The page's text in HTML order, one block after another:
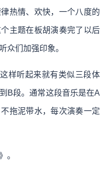
热情、欢快，一个八度的
主题在板胡演奏完了以后
众们加强印象。
样听起来就有类似三段体
B段。通常这段音乐是在A
拖泥带水，每次演奏一定
。